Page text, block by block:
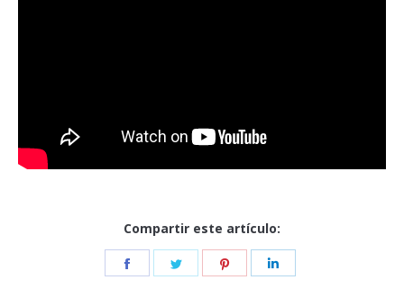
Compartir este artículo:
Share
Share
Share